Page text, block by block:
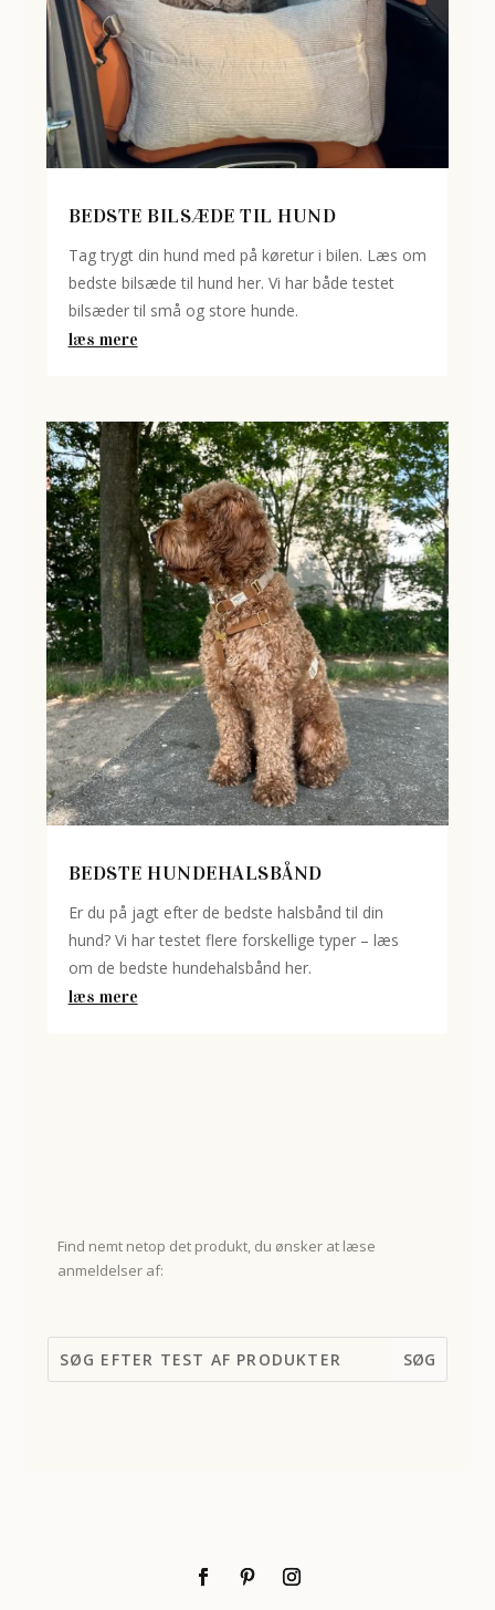
BEDSTE BILSÆDE TIL HUND
Tag trygt din hund med på køretur i bilen. Læs om
bedste bilsæde til hund her. Vi har både testet
bilsæder til små og store hunde.
læs mere
BEDSTE HUNDEHALSBÅND
Er du på jagt efter de bedste halsbånd til din
hund? Vi har testet flere forskellige typer – læs
om de bedste hundehalsbånd her.
læs mere
Find nemt netop det produkt, du ønsker at læse
anmeldelser af: